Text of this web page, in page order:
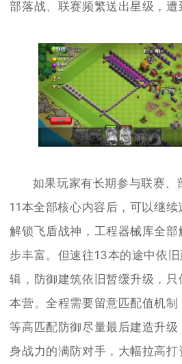
部落战、联赛频繁送出星级，遭
如果玩家有长期参与联赛、
11本全部核心内容后，可以继
解锁飞盾战神，工程器械库全
步丰富。但速往13本的途中依
辑，防御建筑依旧暂缓升级，
本营。全程需要留意匹配值机
等高匹配防御尽量最后建造升级
身战力的满防对手，大幅拉高